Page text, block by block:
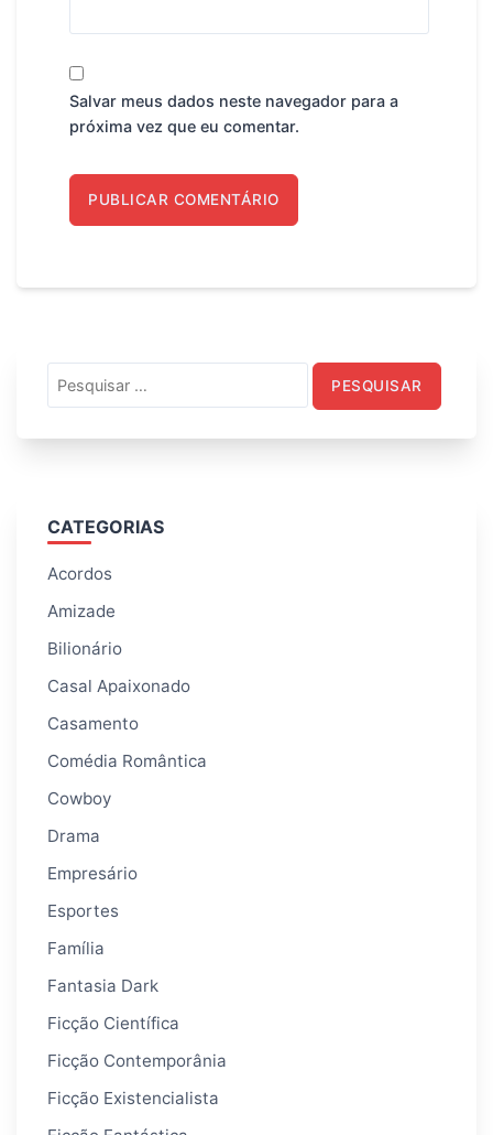
Salvar meus dados neste navegador para a
próxima vez que eu comentar.
por:
CATEGORIAS
Acordos
Amizade
Bilionário
Casal Apaixonado
Casamento
Comédia Romântica
Cowboy
Drama
Empresário
Esportes
Família
Fantasia Dark
Ficção Científica
Ficção Contemporânia
Ficção Existencialista